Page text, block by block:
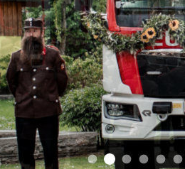
Aktuell 046Aktuell 047
Start 011
Aktuell